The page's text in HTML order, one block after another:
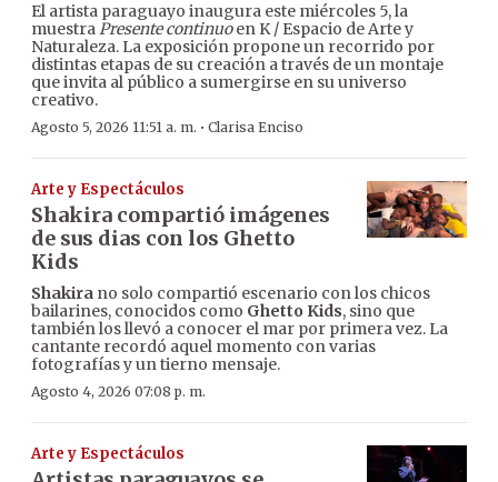
El artista paraguayo inaugura este miércoles 5, la
muestraPresente continuoen K / Espacio de Arte y
Naturaleza. La exposición propone un recorrido por
distintas etapas de su creación a través de un montaje
que invita al público a sumergirse en su universo
creativo.
Agosto 5, 2026 11:51 a. m. · Clarisa Enciso
Arte y Espectáculos
Shakira compartió imágenes
de sus dias con los Ghetto
Kids
Shakira no solo compartió escenario con los chicos
bailarines, conocidos como Ghetto Kids, sino que
también los llevó a conocer el mar por primera vez. La
cantante recordó aquel momento con varias
fotografías y un tierno mensaje.
Agosto 4, 2026 07:08 p. m.
Arte y Espectáculos